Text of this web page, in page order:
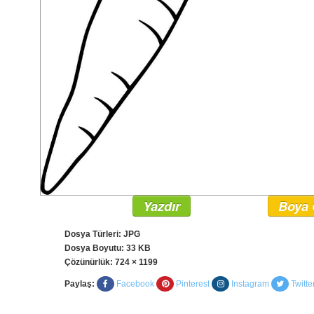
Yazdır Boya
Dosya Türleri: JPG
Dosya Boyutu: 33 KB
Çözünürlük: 724 × 1199
Paylaş: Facebook Pinterest Instagram